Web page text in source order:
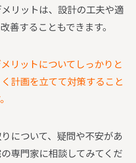
リットは、設計の工夫や適
善することもできます。
リットについてしっかりと
計画を立てて対策すること
について、疑問や不安があ
専門家に相談してみてくだ